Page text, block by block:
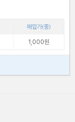
매입가(중)
1,000원